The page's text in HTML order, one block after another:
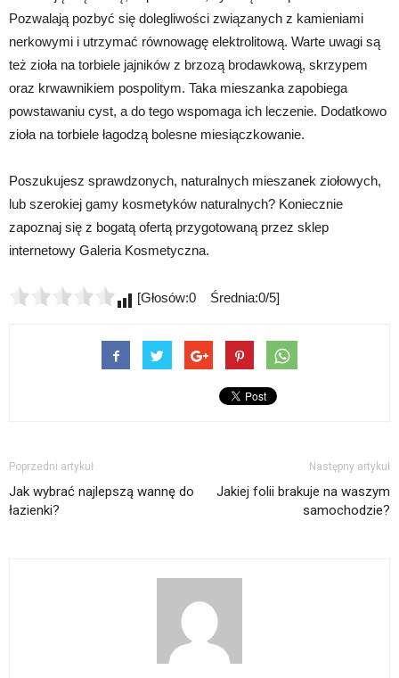
Pozwalają pozbyć się dolegliwości związanych z kamieniami
nerkowymi i utrzymać równowagę elektrolitową. Warte uwagi są
też zioła na torbiele jajników z brzozą brodawkową, skrzypem
oraz krwawnikiem pospolitym. Taka mieszanka zapobiega
powstawaniu cyst, a do tego wspomaga ich leczenie. Dodatkowo
zioła na torbiele łagodzą bolesne miesiączkowanie.
Poszukujesz sprawdzonych, naturalnych mieszanek ziołowych,
lub szerokiej gamy kosmetyków naturalnych? Koniecznie
zapoznaj się z bogatą ofertą przygotowaną przez sklep
internetowy Galeria Kosmetyczna.
[Głosów:0 Średnia:0/5]
Poprzedni artykuł
Jak wybrać najlepszą wannę do
łazienki?
Następny artykuł
Jakiej folii brakuje na waszym
samochodzie?